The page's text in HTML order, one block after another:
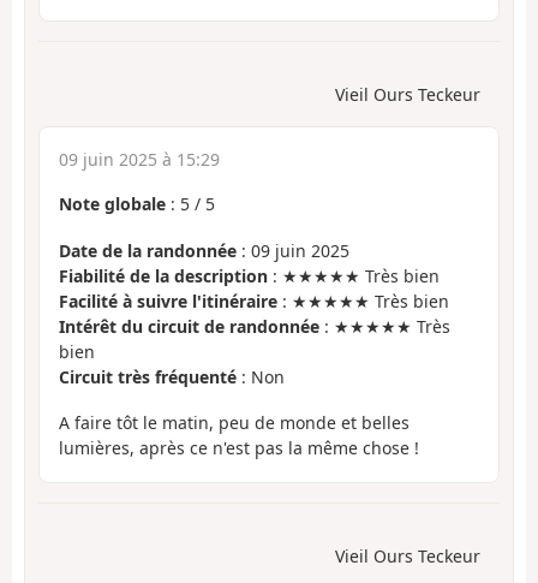
Vieil Ours Teckeur
09 juin 2025 à 15:29
Note globale : 5 / 5
Date de la randonnée : 09 juin 2025
Fiabilité de la description : ★★★★★ Très bien
Facilité à suivre l'itinéraire : ★★★★★ Très bien
Intérêt du circuit de randonnée : ★★★★★ Très
bien
Circuit très fréquenté : Non
A faire tôt le matin, peu de monde et belles
lumières, après ce n'est pas la même chose !
Vieil Ours Teckeur